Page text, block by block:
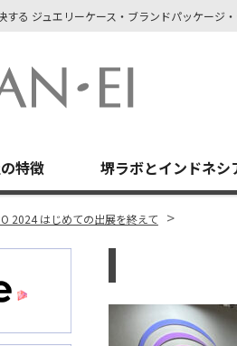
する ジュエリーケース・ブランドパッケージ
特徴 堺ラボとインドネシ
2024 はじめての出展を終えて >